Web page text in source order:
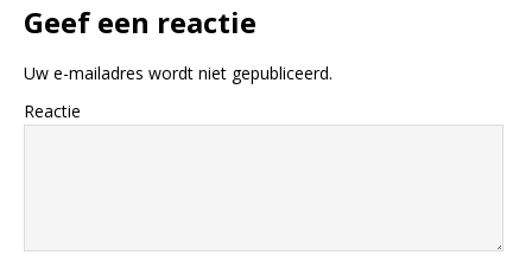
Geef een reactie
Uw e-mailadres wordt niet gepubliceerd.
Reactie